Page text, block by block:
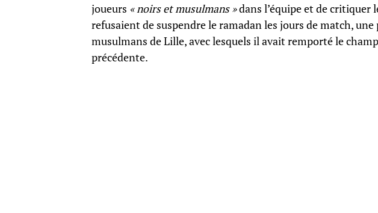
joueurs « noirs et musulmans »dans l’équipe et de critiquer
refusaient de suspendre le ramadan les jours de match,
musulmans de Lille, avec lesquels il avait remporté le
précédente.